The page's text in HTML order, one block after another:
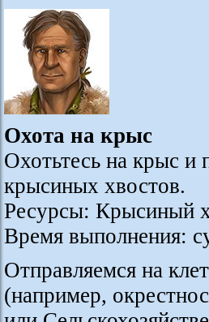
Охота на крыс
Охотьтесь на крыс и
крысиных хвостов.
Ресурсы: Крысиный
Время выполнения:
Отправляемся на
(например,